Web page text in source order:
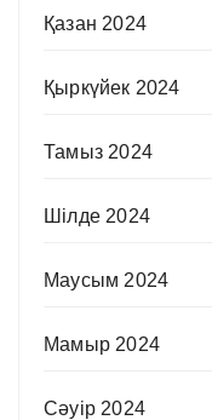
Қазан 2024
Қыркүйек 2024
Тамыз 2024
Шілде 2024
Маусым 2024
Мамыр 2024
Сәуір 2024